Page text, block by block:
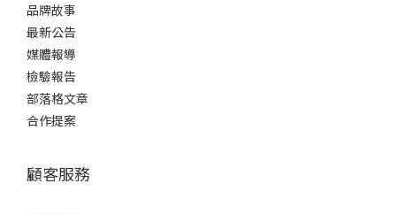
品牌故事
最新公告
媒體報導
檢驗報告
部落格文章
合作提案
顧客服務